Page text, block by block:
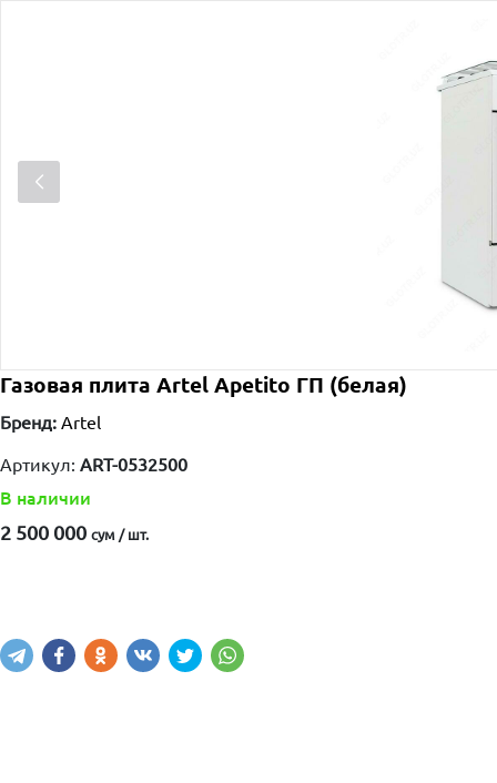
Газовая плита Artel Apetito ГП (белая)
Бренд: Artel
Артикул: ART-0532500
В наличии
2 500 000 сум / шт.